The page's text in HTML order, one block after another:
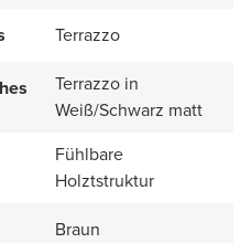
Terrazzo
Terrazzo in
Weiß/Schwarz matt
Fühlbare
Holztstruktur
Braun